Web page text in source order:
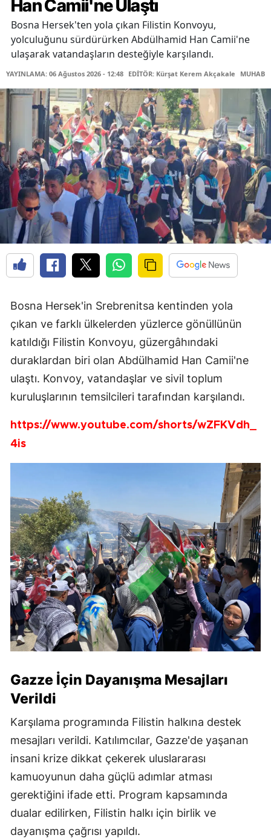
Han Camii'ne Ulaştı
Bosna Hersek'ten yola çıkan Filistin Konvoyu,
yolculuğunu sürdürürken Abdülhamid Han Camii'ne
ulaşarak vatandaşların desteğiyle karşılandı.
YAYINLAMA: 06 Ağustos 2026 - 12:48 EDİTÖR: Kürşat Kerem Akçakale
Bosna Hersek'in Srebrenitsa kentinden yola
çıkan ve farklı ülkelerden yüzlerce gönüllünün
katıldığı Filistin Konvoyu, güzergâhındaki
duraklardan biri olan Abdülhamid Han Camii'ne
ulaştı. Konvoy, vatandaşlar ve sivil toplum
kuruluşlarının temsilcileri tarafından karşılandı.
https://www.youtube.com/shorts/wZFKVdh_
4is
Gazze İçin Dayanışma Mesajları
Verildi
Karşılama programında Filistin halkına destek
mesajları verildi. Katılımcılar, Gazze'de yaşanan
insani krize dikkat çekerek uluslararası
kamuoyunun daha güçlü adımlar atması
gerektiğini ifade etti. Program kapsamında
dualar edilirken, Filistin halkı için birlik ve
dayanışma çağrısı yapıldı.